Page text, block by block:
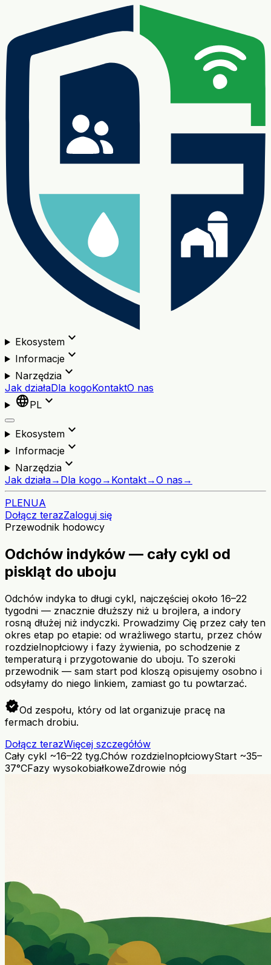
Ekosystemexpand_more
Informacjeexpand_more
Narzędziaexpand_more
Jak działaDla kogoKontaktO nas
languagePL expand_more
Ekosystemexpand_more
Informacjeexpand_more
Narzędziaexpand_more
Jak działa→ Dla kogo → Kontakt→O nas →
PLENUA
Dołącz terazZaloguj się
Przewodnik hodowcy
Odchów indyków — cały cykl od
piskląt do uboju
Odchów indyka to długi cykl, najczęściej około 16–22
tygodni — znacznie dłuższy niż u brojlera, a indory
rosną dłużej niż indyczki. Prowadzimy Cię przez cały ten
okres etap po etapie: od wrażliwego startu, przez chów
rozdzielnopłciowy i fazy żywienia, po schodzenie z
temperaturą i przygotowanie do uboju. To szeroki
przewodnik — sam start pod kloszą opisujemy osobno i
odsyłamy do niego linkiem, zamiast go tu powtarzać.
verifiedOd zespołu, który od lat organizuje pracę na
fermach drobiu.
Dołącz terazWięcej szczegółów
Cały cykl ~16–22 tyg.Chów rozdzielnopłciowyStart ~35–
37°CFazy wysokobiałkoweZdrowie nóg